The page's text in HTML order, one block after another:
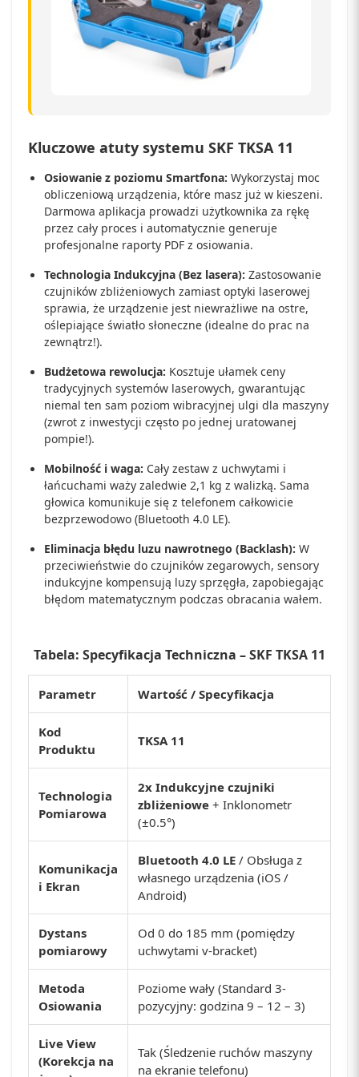
Kluczowe atuty systemu SKF TKSA 11
Osiowanie z poziomu Smartfona: Wykorzystaj moc
obliczeniową urządzenia, które masz już w kieszeni.
Darmowa aplikacja prowadzi użytkownika za rękę
przez cały proces i automatycznie generuje
profesjonalne raporty PDF z osiowania.
Technologia Indukcyjna (Bez lasera): Zastosowanie
czujników zbliżeniowych zamiast optyki laserowej
sprawia, że urządzenie jest niewrażliwe na ostre,
oślepiające światło słoneczne (idealne do prac na
zewnątrz!).
Budżetowa rewolucja: Kosztuje ułamek ceny
tradycyjnych systemów laserowych, gwarantując
niemal ten sam poziom wibracyjnej ulgi dla maszyny
(zwrot z inwestycji często po jednej uratowanej
pompie!).
Mobilność i waga: Cały zestaw z uchwytami i
łańcuchami waży zaledwie 2,1 kg z walizką. Sama
głowica komunikuje się z telefonem całkowicie
bezprzewodowo (Bluetooth 4.0 LE).
Eliminacja błędu luzu nawrotnego (Backlash): W
przeciwieństwie do czujników zegarowych, sensory
indukcyjne kompensują luzy sprzęgła, zapobiegając
błędom matematycznym podczas obracania wałem.
Tabela: Specyfikacja Techniczna – SKF TKSA 11
Parametr Wartość / Specyfikacja
Kod
Produktu
TKSA 11
Technologia
Pomiarowa
2x Indukcyjne czujniki
zbliżeniowe + Inklonometr
(±0.5°)
Komunikacja
i Ekran
Bluetooth 4.0 LE / Obsługa z
własnego urządzenia (iOS /
Android)
Dystans
pomiarowy
Od 0 do 185 mm (pomiędzy
uchwytami v-bracket)
Metoda
Osiowania
Poziome wały (Standard 3-
pozycyjny: godzina 9 – 12 – 3)
Live View
(Korekcja na
Tak (Śledzenie ruchów maszyny
na ekranie telefonu)